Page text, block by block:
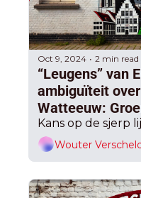
Oct 9, 2024 • 2 min read
“Leugens” van
ambiguïteit
Watteeuw:
voet in
Kans op de sjerp
Wouter